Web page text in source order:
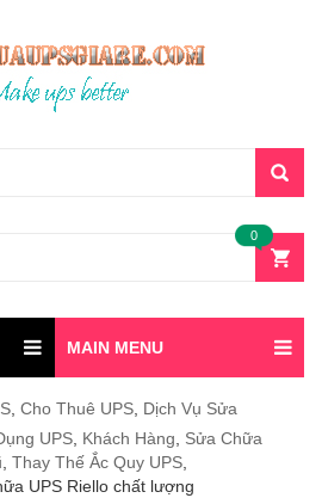
0
MAIN MENU
Cho Thuê UPS Dịch Vụ Sửa
UPS Khách Hàng
Sửa Chữa
Thay Thế Ắc Quy UPS
UPS Riello chất lượng